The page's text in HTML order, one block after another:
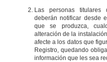
Las personas titulares
deberán notificar desde
que se produzca,
alteración de la
afecte a los datos que
Registro, quedando
información que les sea